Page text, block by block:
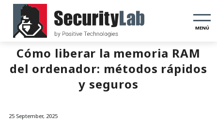
MENÚ
Cómo liberar la memoria RAM
del ordenador: métodos rápidos
y seguros
25 September, 2025